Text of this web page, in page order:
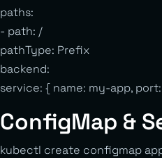
paths:
- path: /
pathType: Prefix
backend:
service: { name: my-app,
ConfigMap &
kubectl create configmap